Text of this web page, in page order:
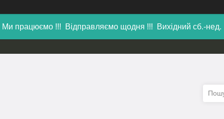
Ми працюємо !!! Відправляємо щодня !!! Вихідний сб.-нед.